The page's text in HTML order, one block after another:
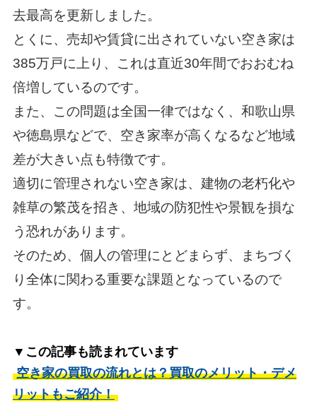
去最高を更新しました。
とくに、売却や賃貸に出されていない空き家は
385万戸に上り、これは直近30年間でおおむね
倍増しているのです。
また、この問題は全国一律ではなく、和歌山県
や徳島県などで、空き家率が高くなるなど地域
差が大きい点も特徴です。
適切に管理されない空き家は、建物の老朽化や
雑草の繁茂を招き、地域の防犯性や景観を損な
う恐れがあります。
そのため、個人の管理にとどまらず、まちづく
り全体に関わる重要な課題となっているので
す。
▼この記事も読まれています
空き家の買取の流れとは？買取のメリット・デメ
リットもご紹介！